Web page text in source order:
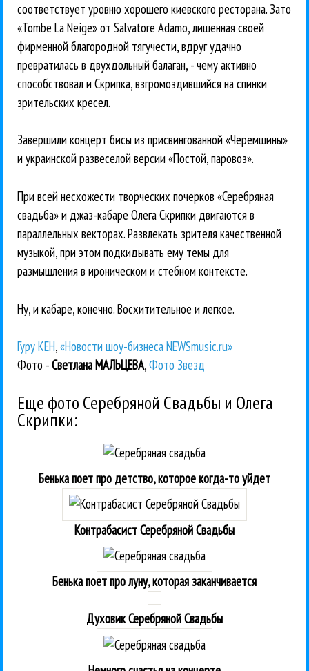
соответствует уровню хорошего киевского ресторана. Зато
«Tombe La Neige» от Salvatore Adamo, лишенная своей
фирменной благородной тягучести, вдруг удачно
превратилась в двухдольный балаган, - чему активно
способствовал и Скрипка, взгромоздившийся на спинки
зрительских кресел.
Завершили концерт бисы из присвингованной «Черемшины»
и украинской развеселой версии «Постой, паровоз».
При всей несхожести творческих почерков «Серебряная
свадьба» и джаз-кабаре Олега Скрипки двигаются в
параллельных векторах. Развлекать зрителя качественной
музыкой, при этом подкидывать ему темы для
размышления в ироническом и стебном контексте.
Ну, и кабаре, конечно. Восхитительное и легкое.
Гуру КЕН,«Новости шоу-бизнеса NEWSmusic.ru»
Фото -Светлана МАЛЬЦЕВА,Фото Звезд
Еще фото Серебряной Свадьбы и Олега
Скрипки:
Бенька поет про детство, которое когда-то уйдет
Контрабасист Серебряной Свадьбы
Бенька поет про луну, которая заканчивается
Духовик Серебряной Свадьбы